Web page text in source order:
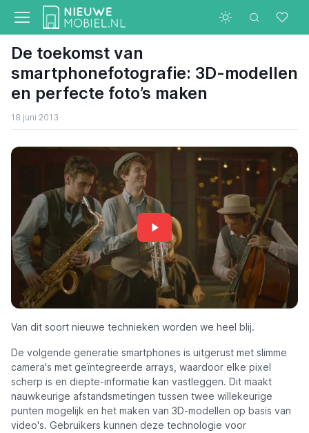
De toekomst van
smartphonefotografie: 3D-modellen
en perfecte foto’s maken
18 juni 2013
Van dit soort nieuwe technieken worden we heel blij.
De volgende generatie smartphones is uitgerust met slimme
camera's met geïntegreerde arrays, waardoor elke pixel
scherp is en diepte-informatie kan vastleggen. Dit maakt
nauwkeurige afstandsmetingen tussen twee willekeurige
punten mogelijk en het maken van 3D-modellen op basis van
video's. Gebruikers kunnen deze technologie voor